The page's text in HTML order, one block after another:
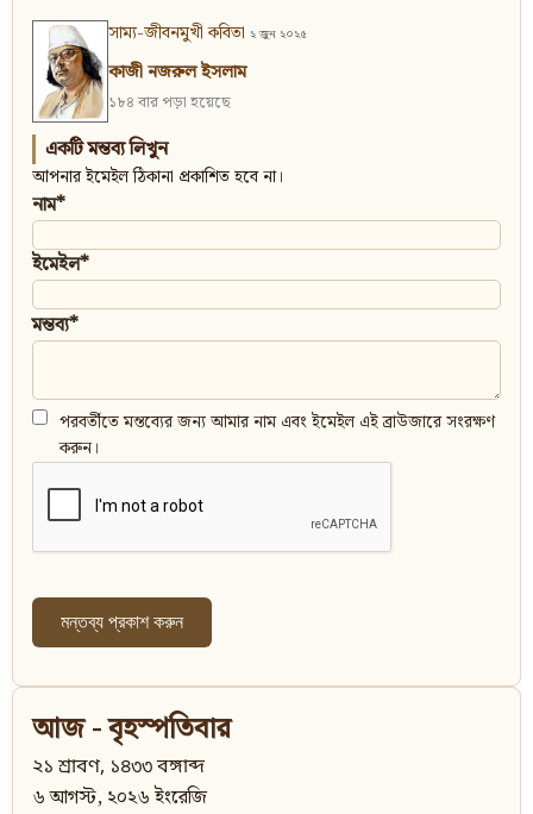
সাম্য-জীবনমুখী কবিতা ২ জুন ২০২৫
কাজী নজরুল ইসলাম
১৮৪ বার পড়া হয়েছে
একটি মন্তব্য লিখুন
আপনার ইমেইল ঠিকানা প্রকাশিত হবে না।
নাম*
ইমেইল*
মন্তব্য*
পরবর্তীতে মন্তব্যের জন্য আমার নাম এবং ইমেইল এই ব্রাউজারে সংরক্ষণ
করুন।
আজ - বৃহস্পতিবার
২১ শ্রাবণ, ১৪৩৩ বঙ্গাব্দ
৬ আগস্ট, ২০২৬ ইংরেজি